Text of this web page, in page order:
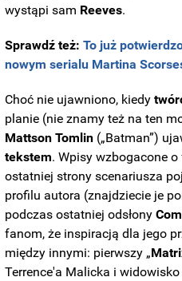
wystąpi sam Reeves.
Sprawdź też:To już
nowym serialu Martina
Choć nie ujawniono, kiedy
planie (nie znamy też na ten
Mattson Tomlin („Batman”)
tekstem. Wpisy wzbogacone
ostatniej strony scenariusza
profilu autora (znajdziecie je
podczas ostatniej odsłony
fanom, że inspiracją dla jego
między innymi: pierwszy „
Terrence'a Malicka i